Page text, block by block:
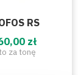
RS
zł
za tonę